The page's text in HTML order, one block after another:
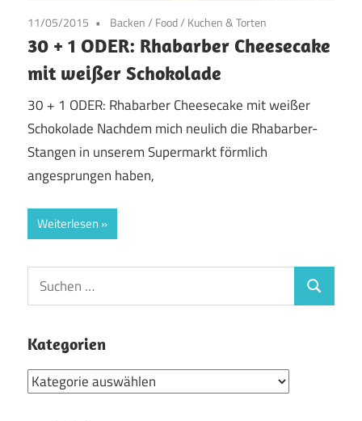
11/05/2015 Backen/ Food/ Kuchen & Torten
30 + 1 ODER: Rhabarber Cheesecake
mit weißer Schokolade
30 + 1 ODER: Rhabarber Cheesecake mit weißer
Schokolade Nachdem mich neulich die Rhabarber-
Stangen in unserem Supermarkt förmlich
angesprungen haben,
Weiterlesen
Suchen
nach:
Suchen
Kategorien
Kategorien